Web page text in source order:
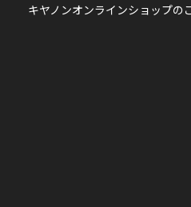
キヤノンオンラインショップの